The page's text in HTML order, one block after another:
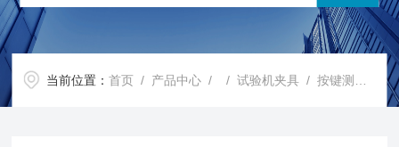
当前位置：首页 / 产品中心 / /试验机夹具 / 按键测试夹具